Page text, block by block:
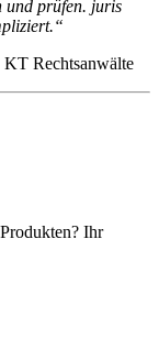
und prüfen. juris
KT Rechtsanwälte
Ihr